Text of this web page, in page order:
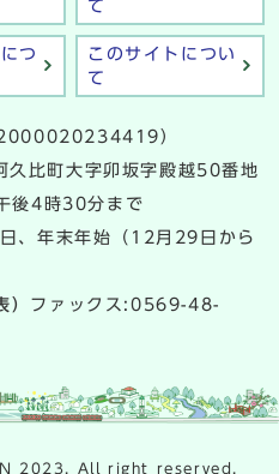
て
つ
このサイトについ
て
2000020234419）
比町大字卯坂字殿越50番地
後4時30分まで
、年末年始（12月29日から
） ファックス:0569-48-
2023. All right reserved.